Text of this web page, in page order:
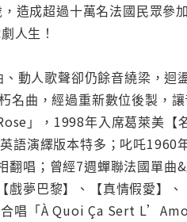
造成超過十萬名法國民眾
人生！
動人歌聲卻仍餘音繞梁，
名曲，經過重新數位後製，
」，1998年入席葛萊美
語演繹版本特多；叱吒
翻唱；曾經7週蟬聯法國單
戲夢巴黎】、【真情假愛】
唱「À Quoi Ça Sert